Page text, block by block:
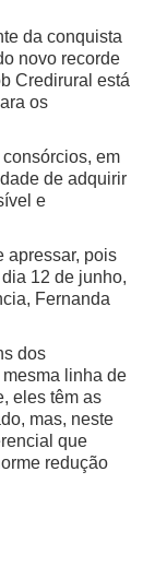
da conquista
novo recorde
Credirural está
os
em
de adquirir
e
apressar, pois
12 de junho,
Fernanda
dos
linha de
eles têm as
mas, neste
que
redução